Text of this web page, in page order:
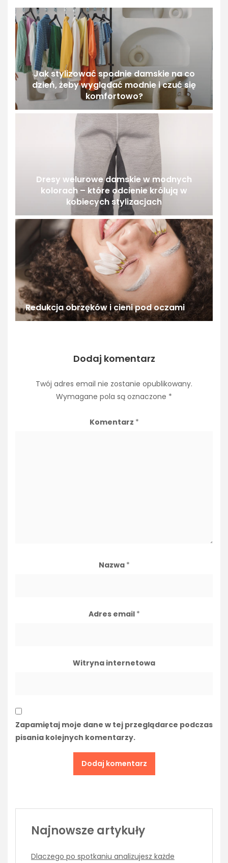
Jak stylizować spodnie damskie na co
dzień, żeby wyglądać modnie i czuć się
komfortowo?
Dresy welurowe damskie w modnych
kolorach – które odcienie królują w
kobiecych stylizacjach
Redukcja obrzęków i cieni pod oczami
Dodaj komentarz
Twój adres email nie zostanie opublikowany.
Wymagane pola są oznaczone *
Komentarz *
Nazwa *
Adres email *
Witryna internetowa
Zapamiętaj moje dane w tej przeglądarce podczas
pisania kolejnych komentarzy.
Najnowsze artykuły
Dlaczego po spotkaniu analizujesz każde